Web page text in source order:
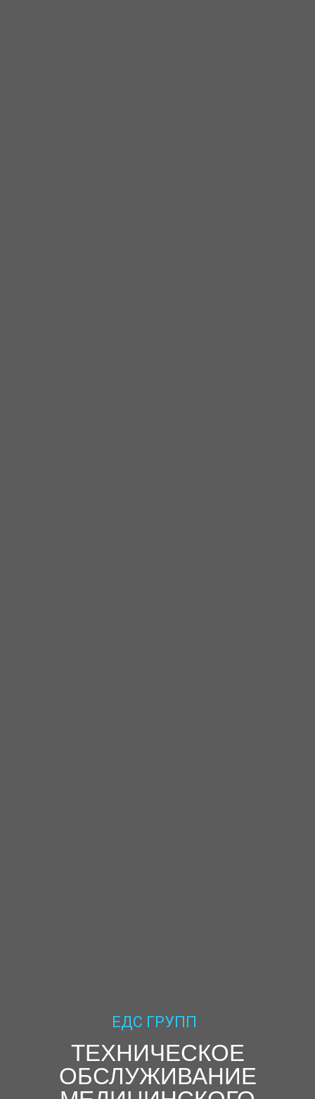
ЕДС ГРУПП
ТЕХНИЧЕСКОЕ
ОБСЛУЖИВАНИЕ